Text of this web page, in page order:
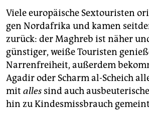
Viele europäische Sextouristen
gen Nordafrika und kamen
zurück: der Maghreb ist näher
günstiger, weiße Touristen
Narrenfreiheit, außerdem
Agadir oder Scharm al-Scheich
mit alles sind auch
hin zu Kindesmissbrauch